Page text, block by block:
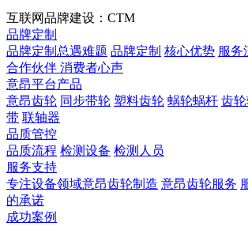
互联网品牌建设：CTM
品牌定制
品牌定制总遇难题 品牌定制 核心优势 服务
合作伙伴 ​ 消费者心声
意昂平台产品
意昂齿轮 同步带轮 塑料齿轮 蜗轮蜗杆 齿
带 联轴器
品质管控
品质流程 检测设备 检测人员
服务支持
专注设备领域意昂齿轮制造 意昂齿轮服务
的承诺
成功案例